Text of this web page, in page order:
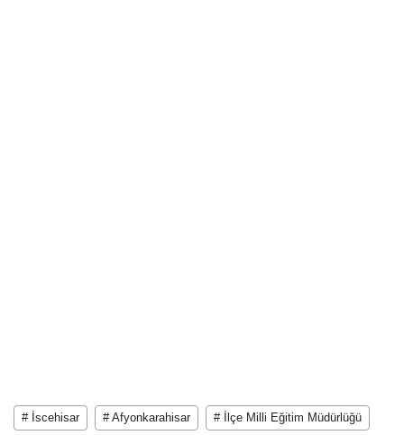
# İscehisar # Afyonkarahisar # İlçe Milli Eğitim Müdürlüğü